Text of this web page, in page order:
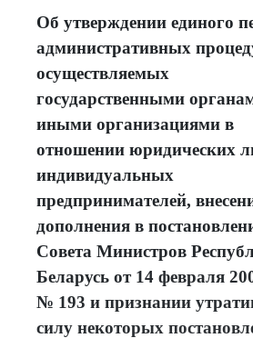
Об утверждении единого
административных
осуществляемых
государственными
иными организациями в
отношении юридических
индивидуальных
предпринимателей,
дополнения в
Совета Министров
Беларусь от 14 февраля
№ 193 и признании
силу некоторых